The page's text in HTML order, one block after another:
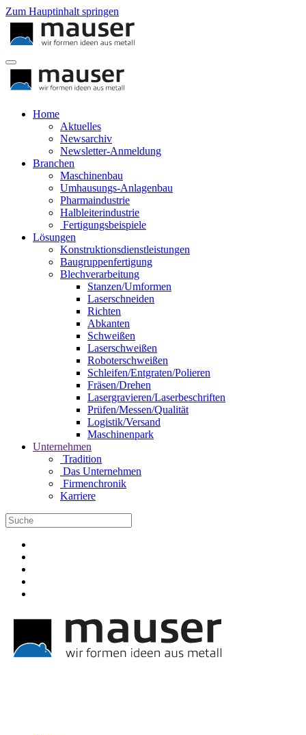
Zum Hauptinhalt springen
Home
Aktuelles
Newsarchiv
Newsletter-Anmeldung
Branchen
Maschinenbau
Umhausungs-Anlagenbau
Pharmaindustrie
Halbleiterindustrie
Fertigungsbeispiele
Lösungen
Konstruktionsdienstleistungen
Baugruppenfertigung
Blechverarbeitung
Stanzen/Umformen
Laserschneiden
Richten
Abkanten
Schweißen
Laserschweißen
Roboterschweißen
Schleifen/Entgraten/Polieren
Fräsen/Drehen
Lasergravieren/Laserbeschriften
Prüfen/Messen/Qualität
Logistik/Versand
Maschinenpark
Unternehmen
Tradition
Das Unternehmen
Firmenchronik
Karriere